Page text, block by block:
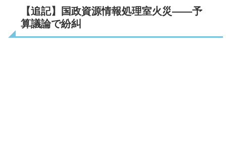
【追記】国政資源情報処理室火災――予
算議論で紛糾